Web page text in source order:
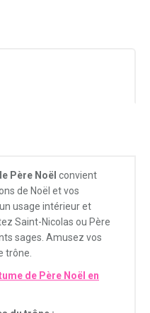
Père Noël convient
de Noël et vos
usage intérieur et
Saint-Nicolas ou Père
sages. Amusez vos
trône.
de Père Noël en